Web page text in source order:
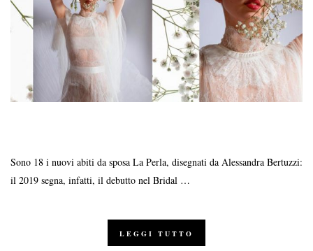
Sono 18 i nuovi abiti da sposa La Perla, disegnati da Alessandra Bertuzzi:
il 2019 segna, infatti, il debutto nel Bridal …
LEGGI TUTTO